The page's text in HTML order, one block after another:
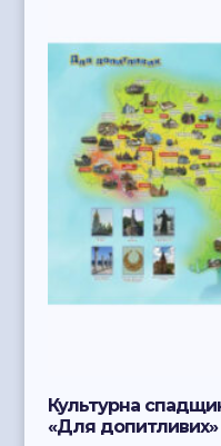
Культурна
«Для допитливих»